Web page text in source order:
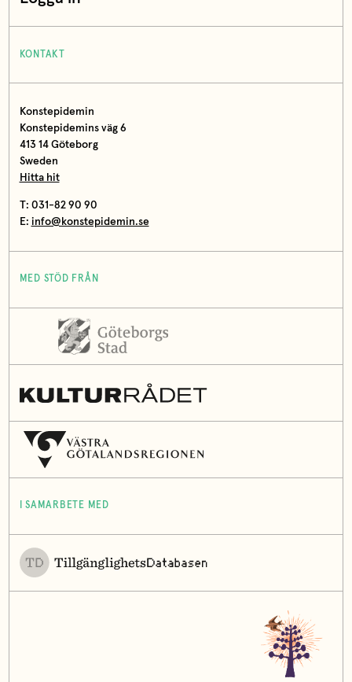
KONTAKT
Konstepidemin
Konstepidemins väg 6
413 14 Göteborg
Sweden
Hitta hit
T: 031-82 90 90
E: info@konstepidemin.se
MED STÖD FRÅN
I SAMARBETE MED